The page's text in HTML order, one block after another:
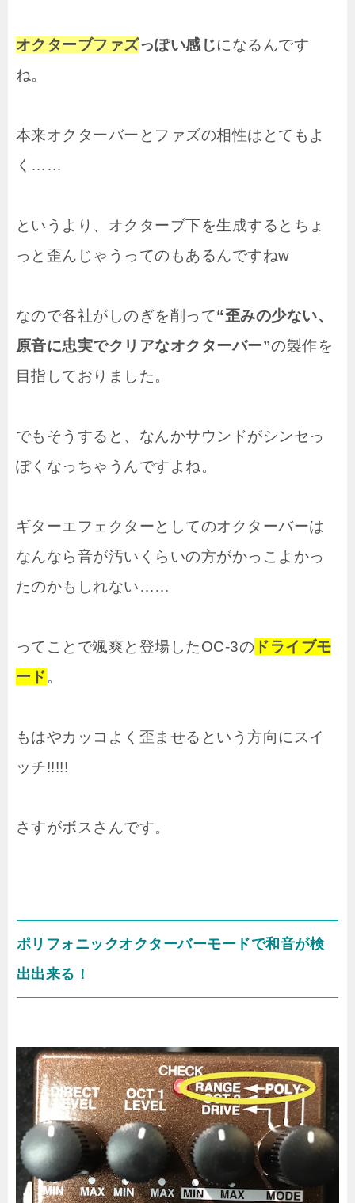
オクターブファズっぽい感じになるんです
ね。
本来オクターバーとファズの相性はとてもよ
く……
というより、オクターブ下を生成するとちょ
っと歪んじゃうってのもあるんですねw
なので各社がしのぎを削って“歪みの少ない、
原音に忠実でクリアなオクターバー”の製作を
目指しておりました。
でもそうすると、なんかサウンドがシンセっ
ぽくなっちゃうんですよね。
ギターエフェクターとしてのオクターバーは
なんなら音が汚いくらいの方がかっこよかっ
たのかもしれない……
ってことで颯爽と登場したOC-3の ドライブモ
ード。
もはやカッコよく歪ませるという方向にスイ
ッチ!!!!!
さすがボスさんです。
ポリフォニックオクターバーモードで和音が検
出出来る！